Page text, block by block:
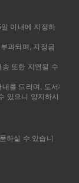
이내에 지정하
과되며, 지정금
또한 지연될 수
를 드리며, 도서/
있으니 양지하시
하실 수 있습니